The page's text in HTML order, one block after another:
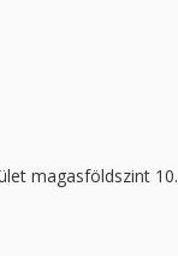
magasföldszint 10.